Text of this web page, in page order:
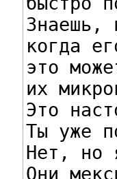
Знаешь,
когда
это
их
Это
Ты уже
Нет, но
Они